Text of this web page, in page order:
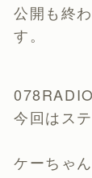
公開も終
す。
今回はス
ケーちゃ